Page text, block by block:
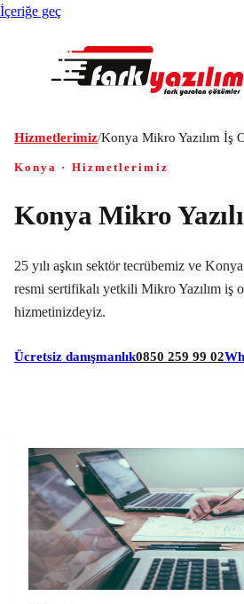
İçeriğe geç
Hizmetlerimiz/Konya Mikro Yazılım İş
Konya · Hizmetlerimiz
Konya Mikro
25 yılı aşkın sektör tecrübemiz ve
resmi sertifikalı yetkili Mikro Yazılım iş
hizmetinizdeyiz.
Ücretsiz danışmanlık0850 259 99 02